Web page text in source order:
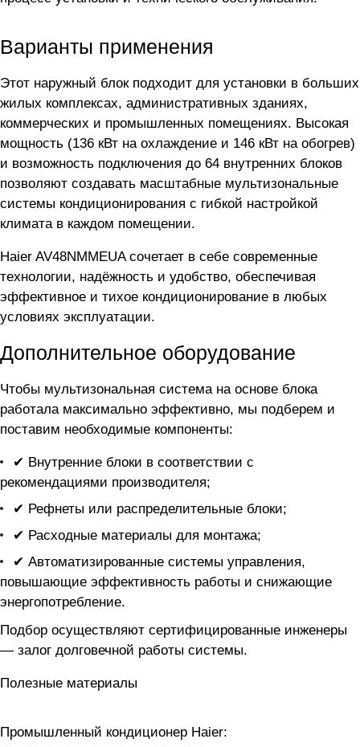
Варианты применения
Этот наружный блок подходит для установки в больших
жилых комплексах, административных зданиях,
коммерческих и промышленных помещениях. Высокая
мощность (136 кВт на охлаждение и 146 кВт на обогрев)
и возможность подключения до 64 внутренних блоков
позволяют создавать масштабные мультизональные
системы кондиционирования с гибкой настройкой
климата в каждом помещении.
Haier AV48NMMEUA сочетает в себе современные
технологии, надёжность и удобство, обеспечивая
эффективное и тихое кондиционирование в любых
условиях эксплуатации.
Дополнительное оборудование
Чтобы мультизональная система на основе блока
работала максимально эффективно, мы подберем и
поставим необходимые компоненты:
✔ Внутренние блоки в соответствии с
рекомендациями производителя;
✔ Рефнеты или распределительные блоки;
✔ Расходные материалы для монтажа;
✔ Автоматизированные системы управления,
повышающие эффективность работы и снижающие
энергопотребление.
Подбор осуществляют сертифицированные инженеры
— залог долговечной работы системы.
Полезные материалы
Кондиционирование
Промышленный кондиционер Haier: